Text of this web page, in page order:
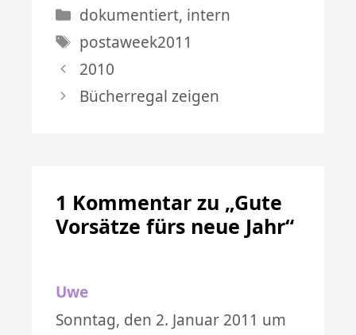
Kategorien
dokumentiert, intern
Schlagwörter
postaweek2011
2010
Bücherregal zeigen
1 Kommentar zu „Gute
Vorsätze fürs neue Jahr“
Uwe
Sonntag, den 2. Januar 2011 um